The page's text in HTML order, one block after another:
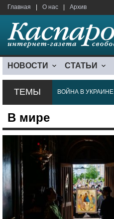
Главная О нас Архив
НОВОСТИ СТАТЬИ
ТЕМЫ ВОЙНА В УКРАИНЕ
В мире